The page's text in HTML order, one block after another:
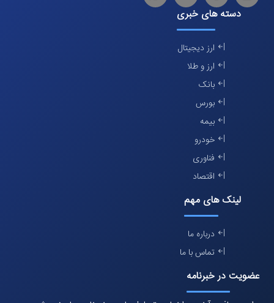
دسته های خبری
ارز دیجیتال
ارز و طلا
بانک
بورس
بیمه
خودرو
فناوری
اقتصاد
لینک های مهم
درباره ما
تماس با ما
عضویت در خبرنامه